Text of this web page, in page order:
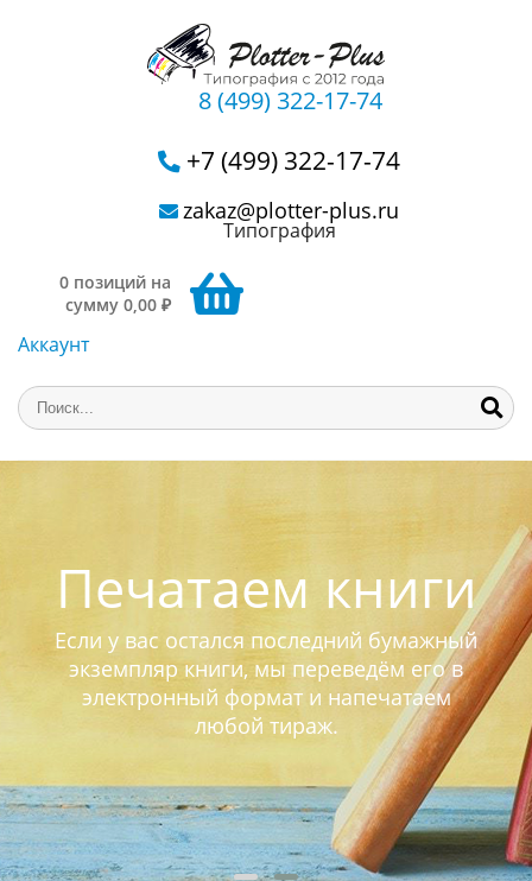
8 (499) 322-17-74
+7 (499) 322-17-74
zakaz@plotter-plus.ru
Типография
0 позиций на
сумму 0,00 ₽
Аккаунт
Печатаем книги
Если у вас остался последний бумажный
экземпляр книги, мы переведём его в
электронный формат и напечатаем
любой тираж.